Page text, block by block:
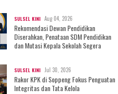
SULSEL KINI Aug 04, 2026
Rekomendasi Dewan Pendidikan
Diserahkan, Penataan SDM Pendidikan
dan Mutasi Kepala Sekolah Segera
SULSEL KINI Jul 30, 2026
Rakor KPK di Soppeng Fokus Penguatan
Integritas dan Tata Kelola